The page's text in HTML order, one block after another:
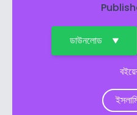
ডাউনলোড